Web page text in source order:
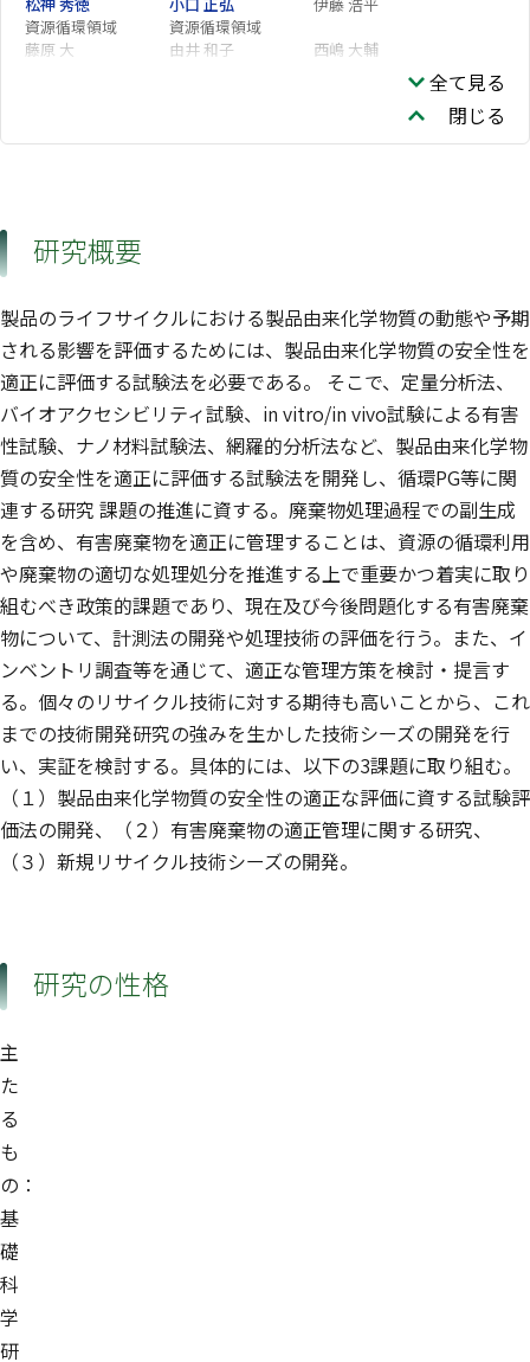
資源循環領域
資源循環領域
藤原 大
由井 和子
西嶋 大輔
全て見る
閉じる
研究概要
製品のライフサイクルにおける製品由来化学物質の動態や予期
される影響を評価するためには、製品由来化学物質の安全性を
適正に評価する試験法を必要である。 そこで、定量分析法、
バイオアクセシビリティ試験、in vitro/in vivo試験による有害
性試験、ナノ材料試験法、網羅的分析法など、製品由来化学物
質の安全性を適正に評価する試験法を開発し、循環PG等に関
連する研究 課題の推進に資する。廃棄物処理過程での副生成
を含め、有害廃棄物を適正に管理することは、資源の循環利用
や廃棄物の適切な処理処分を推進する上で重要かつ着実に取り
組むべき政策的課題であり、現在及び今後問題化する有害廃棄
物について、計測法の開発や処理技術の評価を行う。また、イ
ンベントリ調査等を通じて、適正な管理方策を検討・提言す
る。個々のリサイクル技術に対する期待も高いことから、これ
までの技術開発研究の強みを生かした技術シーズの開発を行
い、実証を検討する。具体的には、以下の3課題に取り組む。
（１）製品由来化学物質の安全性の適正な評価に資する試験評
価法の開発、（２）有害廃棄物の適正管理に関する研究、
（３）新規リサイクル技術シーズの開発。
研究の性格
主
た
る
も
の：
基
礎
科
学
研